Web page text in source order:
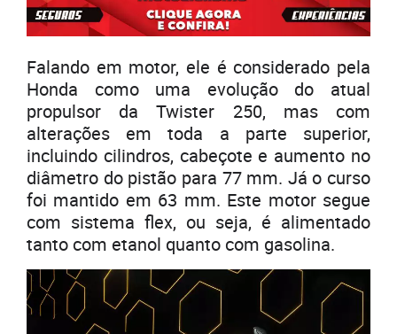
Falando em motor, ele é considerado pela
Honda como uma evolução do atual
propulsor da Twister 250, mas com
alterações em toda a parte superior,
incluindo cilindros, cabeçote e aumento no
diâmetro do pistão para 77 mm. Já o curso
foi mantido em 63 mm. Este motor segue
com sistema flex, ou seja, é alimentado
tanto com etanol quanto com gasolina.